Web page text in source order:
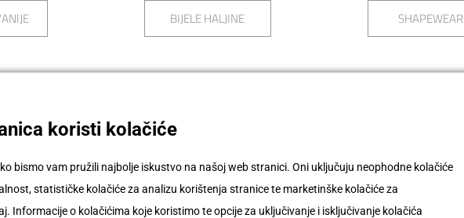
BIJELE HALJINE SHAPEWEAR
SE NA NAŠ NEWSLETTER
koristi kolačiće
bismo vam pružili najbolje iskustvo na našoj web stranici. Oni uključuju neophodne kolačiće
statističke kolačiće za analizu korištenja stranice te marketinške kolačiće za
Informacije o kolačićima koje koristimo te opcije za uključivanje i isključivanje kolačića